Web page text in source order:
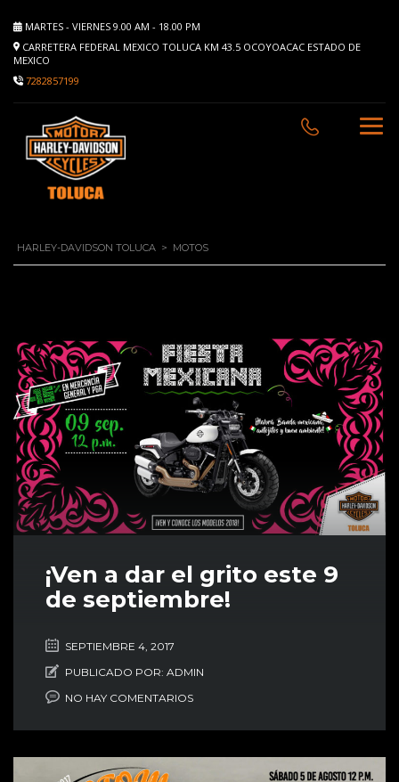
MARTES - VIERNES 9.00 AM - 18.00 PM
CARRETERA FEDERAL MEXICO TOLUCA KM 43.5 OCOYOACAC ESTADO DE
MEXICO
7282857199
HARLEY-DAVIDSON TOLUCA > MOTOS
¡Ven a dar el grito este 9
de septiembre!
SEPTIEMBRE 4, 2017
PUBLICADO POR: ADMIN
NO HAY COMENTARIOS